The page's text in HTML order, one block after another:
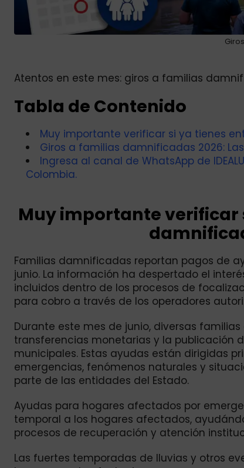
Atentos en este mes: giros a familias
Tabla de Contenido
Muy importante verificar si ya tienes
Giros a familias damnificadas 2026:
Ingresa al canal de WhatsApp de
Colombia.
Muy importante verificar
Familias damnificadas reportan pagos de
junio. La información ha despertado el
incluidos dentro de los procesos de
para cobro a través de los operadores
Durante este mes de junio, diversas
transferencias monetarias y la publicación
municipales. Estas ayudas están dirigidas
emergencias, fenómenos naturales y
parte de las entidades del Estado.
Ayudas para hogares afectados por
temporal a los hogares afectados,
procesos de recuperación y atención
Las fuertes temporadas de lluvias y otros